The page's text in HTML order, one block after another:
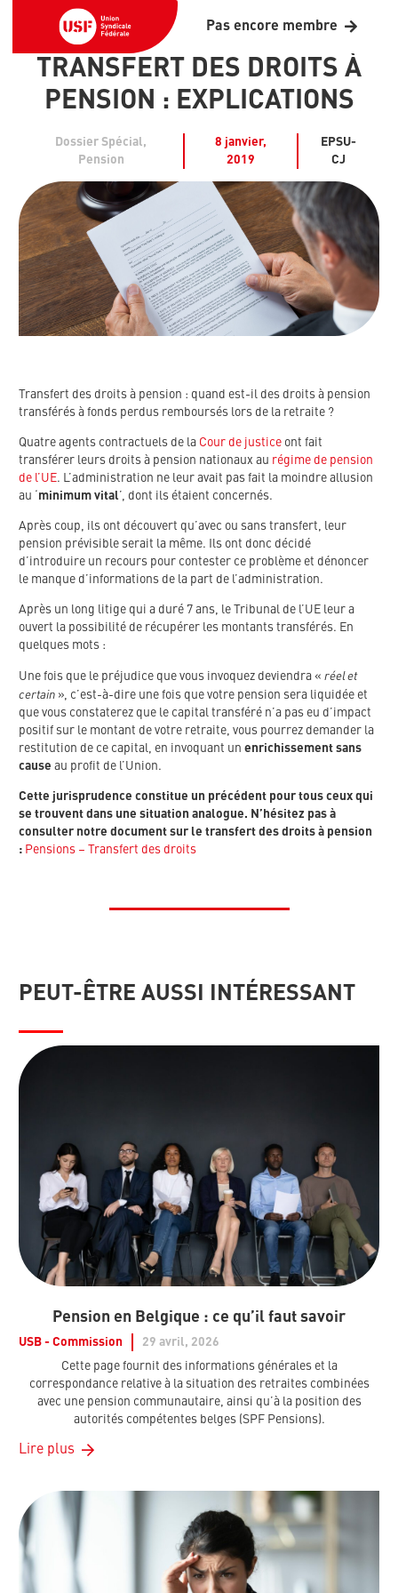
Pas encore membre
TRANSFERT DES DROITS À
PENSION : EXPLICATIONS
Dossier Spécial,
Pension
8 janvier,
2019
EPSU-
CJ
Transfert des droits à pension : quand est-il des droits à pension
transférés à fonds perdus remboursés lors de la retraite ?
Quatre agents contractuels de la Cour de justice ont fait
transférer leurs droits à pension nationaux au régime de pension
de l’UE. L’administration ne leur avait pas fait la moindre allusion
au ‘ minimum vital’, dont ils étaient concernés.
Après coup, ils ont découvert qu’avec ou sans transfert, leur
pension prévisible serait la même. Ils ont donc décidé
d’introduire un recours pour contester ce problème et dénoncer
le manque d’informations de la part de l’administration.
Après un long litige qui a duré 7 ans, le Tribunal de l’UE leur a
ouvert la possibilité de récupérer les montants transférés. En
quelques mots :
Une fois que le préjudice que vous invoquez deviendra « réel et
certain », c’est-à-dire une fois que votre pension sera liquidée et
que vous constaterez que le capital transféré n’a pas eu d’impact
positif sur le montant de votre retraite, vous pourrez demander la
restitution de ce capital, en invoquant un enrichissement sans
cause au profit de l’Union.
Cette jurisprudence constitue un précédent pour tous ceux qui
se trouvent dans une situation analogue. N’hésitez pas à
consulter notre document sur le transfert des droits à pension
: Pensions – Transfert des droits
PEUT-ÊTRE AUSSI INTÉRESSANT
Pension en Belgique : ce qu’il faut savoir
USB - Commission
29 avril, 2026
Cette page fournit des informations générales et la
correspondance relative à la situation des retraites combinées
avec une pension communautaire, ainsi qu’à la position des
autorités compétentes belges (SPF Pensions).
Lire plus